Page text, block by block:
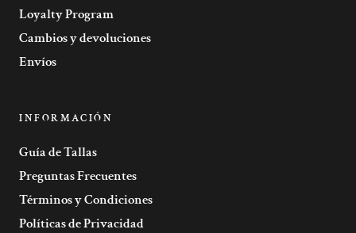
Loyalty Program
Cambios y devoluciones
Envíos
INFORMACIÓN
Guía de Tallas
Preguntas Frecuentes
Términos y Condiciones
Políticas de Privacidad